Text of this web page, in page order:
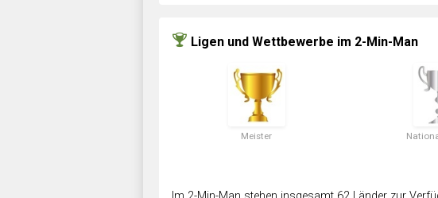
Ligen und Wettbewerbe im 2-Min-Man
Meister